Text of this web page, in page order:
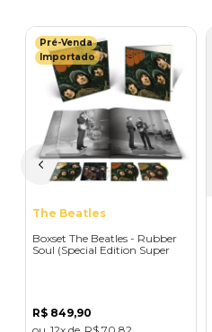
Pré-Venda
Importado
The Beatles
Boxset The Beatles - Rubber
Soul (Special Edition Super
R$ 849,90
12
R$ 70 82